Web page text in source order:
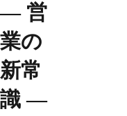
— 営
業の
新常
識 —